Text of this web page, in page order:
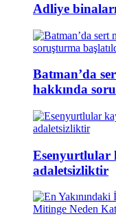
Adliye
Batman’da
hakkında
Esenyurtlular
adaletsizliktir